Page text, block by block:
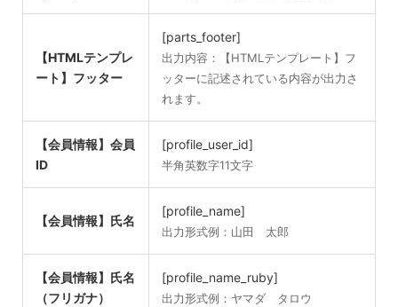
【HTMLテンプレ
ート】フッター
[parts_footer]
出力内容：【HTMLテンプレート】フ
ッターに記述されている内容が出力さ
れます。
【会員情報】会員
ID
[profile_user_id]
半角英数字11文字
【会員情報】氏名
[profile_name]
出力形式例：山田 太郎
【会員情報】氏名
（フリガナ）
[profile_name_ruby]
出力形式例：ヤマダ タロウ